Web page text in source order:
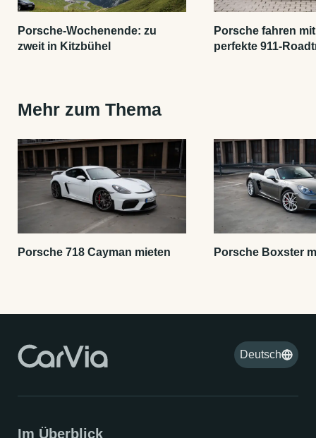
Porsche-Wochenende: zu
zweit in Kitzbühel
Porsche fahren
perfekte 911-
Mehr zum Thema
Porsche 718 Cayman mieten Porsche Boxster
Deutsch
Im Überblick